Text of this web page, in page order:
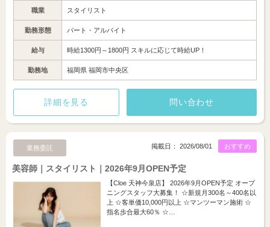
職業 スタイリスト
勤務形態 パート・アルバイト
給与 時給1300円～1800円 スキルに応じて時給UP！
勤務地 福岡県 福岡市中央区
詳細を見る 問い合わせ
業務委託 おすすめ
掲載日： 2026/08/01
美容師｜スタイリスト｜2026年9月OPEN予定
【Cloe 天神今泉店】 2026年9月OPEN予定 オープ
ニングスタッフ大募集！ ☆新規月300名～400名以
上 ☆客単価10,000円以上 ☆マンツーマン施術 ☆
指名歩合最大60％ ☆…